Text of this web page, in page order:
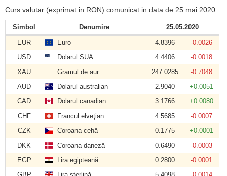
Curs valutar (exprimat in RON) comunicat in data de 25 mai 2020
Simbol Denumire
25.05.2020
EUR
Euro 4.8396
-0.0026
USD
Dolarul SUA 4.4406
-0.0018
XAU
Gramul de aur 247.0285
-0.7048
AUD
Dolarul australian 2.9040
+0.0051
CAD
Dolarul canadian 3.1766
+0.0080
CHF
Francul elveţian 4.5685
-0.0007
CZK
Coroana cehă 0.1775
+0.0001
DKK
Coroana daneză 0.6490
-0.0003
EGP
Lira egipteană 0.2800
-0.0001